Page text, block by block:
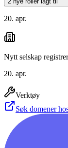
20. apr.
Nytt selskap
20. apr.
Verktøy
Søk domener